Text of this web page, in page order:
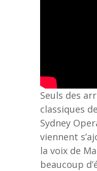
Seuls des
classiques
Sydney
viennent
la voix de
beaucoup